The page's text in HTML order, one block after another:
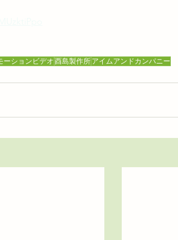
ーションビデオ酉島製作所アイムアンドカンパニー